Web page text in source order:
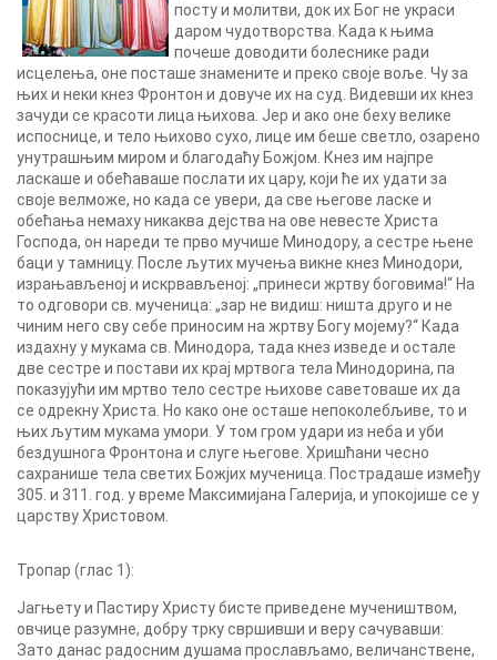
посту и молитви, док их Бог не украси
даром чудотворства. Када к њима
почеше доводити болеснике ради
исцелења, оне посташе знамените и преко своје воље. Чу за
њих и неки кнез Фронтон и довуче их на суд. Видевши их кнез
зачуди се красоти лица њихова. Јер и ако оне беху велике
испоснице, и тело њихово сухо, лице им беше светло, озарено
унутрашњим миром и благодаћу Божјом. Кнез им најпре
ласкаше и обећаваше послати их цару, који ће их удати за
своје велможе, но када се увери, да све његове ласке и
обећања немаху никаква дејства на ове невесте Христа
Господа, он нареди те прво мучише Минодору, а сестре њене
баци у тамницу. После љутих мучења викне кнез Минодори,
израњављеној и искрвављеној: „принеси жртву боговима!“ На
то одговори св. мученица: „зар не видиш: ништа друго и не
чиним него сву себе приносим на жртву Богу мојему?“ Када
издахну у мукама св. Минодора, тада кнез изведе и остале
две сестре и постави их крај мртвога тела Минодорина, па
показујући им мртво тело сестре њихове саветоваше их да
се одрекну Христа. Но како оне осташе непоколебљиве, то и
њих љутим мукама умори. У том гром удари из неба и уби
бездушнога Фронтона и слуге његове. Хришћани чесно
сахранише тела светих Божјих мученица. Пострадаше између
305. и 311. год. у време Максимијана Галерија, и упокојише се у
царству Христовом.
Тропар (глас 1):
Јагњету и Пастиру Христу бисте приведене мучеништвом,
овчице разумне, добру трку свршивши и веру сачувавши:
Зато данас радосним душама прослављамо, величанствене,